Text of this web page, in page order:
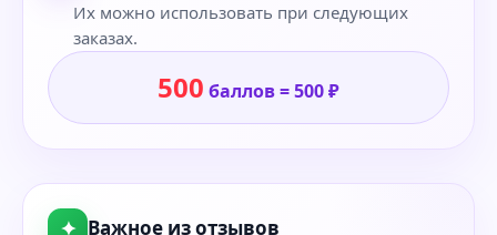
Их можно использовать при следующих
заказах.
500 баллов = 500 ₽
✦ Важное из отзывов